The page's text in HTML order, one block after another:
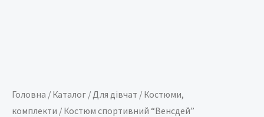
Головна / Каталог / Для дівчат / Костюми,
комплекти / Костюм спортивний “Венсдей”